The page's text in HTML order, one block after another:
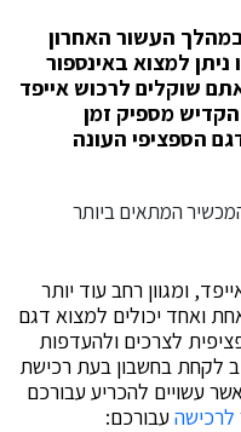
העשור האחרון
למצוא באינספור
שוקלים לרכוש אייפד
מספיק זמן
הספציפי העונה
ומגוון רחב עוד יותר
ואחד יכולים למצוא דגם
לצרכים ולהעדפות
לקחת בחשבון בעת רכישת
עשויים להכריע עבורכם
לרכישהעבורכם: